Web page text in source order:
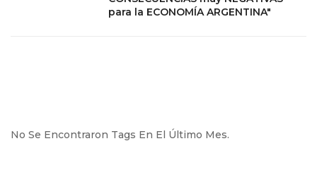
para la ECONOMÍA ARGENTINA"
No Se Encontraron Tags En El Último Mes.